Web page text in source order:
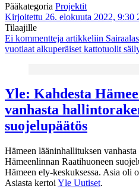
Pääkategoria Projektit
Kirjoitettu 26. elokuuta 2022, 9:30
Tilaajille
Ei kommentteja artikkeliin
vuotiaat alkuperäiset kattotuolit
Yle: Kahdesta
vanhasta
suojelupäätös
Hämeen lääninhallituksen vanhasta
Hämeenlinnan Raatihuoneen
Hämeen ely-keskuksessa. Asia oli
Asiasta kertoi Yle Uutiset.